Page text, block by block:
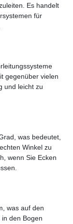
Es handelt
für
gegenüber vielen
und leicht zu
was bedeutet,
Winkel zu
wenn Sie Ecken
was auf den
den Bogen